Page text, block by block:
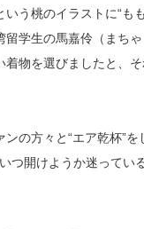
う桃のイラストに“も
学生の馬嘉伶（まち
物を選びましたと、
の方々と“エア乾杯”
つ開けようか迷ってい